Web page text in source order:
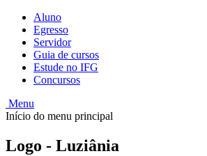
Aluno
Egresso
Servidor
Guia de cursos
Estude no IFG
Concursos
Menu
Início do menu principal
Logo - Luziânia